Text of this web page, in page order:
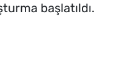
başlatıldı.